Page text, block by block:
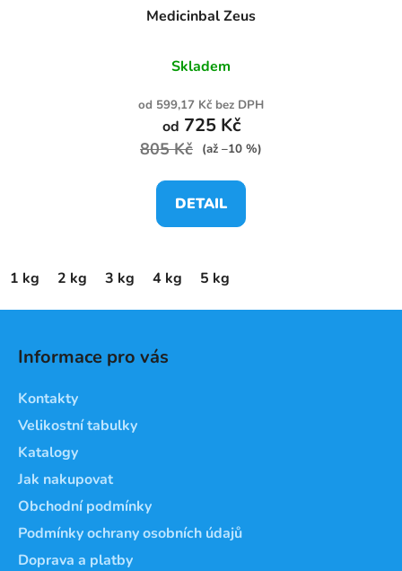
Medicinbal Zeus
Skladem
od 599,17 Kč bez DPH
od 725 Kč
805 Kč (až –10 %)
DETAIL
1 kg 2 kg 3 kg 4 kg 5 kg
Informace pro vás
Kontakty
Velikostní tabulky
Katalogy
Jak nakupovat
Obchodní podmínky
Podmínky ochrany osobních údajů
Doprava a platby